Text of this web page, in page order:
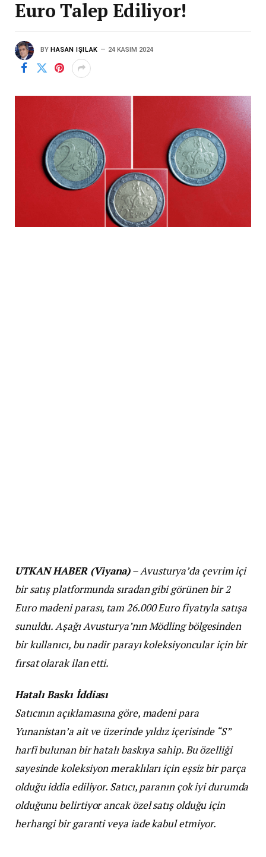
Euro Talep Ediliyor!
BY HASAN IŞILAK 24 KASIM 2024
UTKAN HABER (Viyana)– Avusturya’da çevrim içi
bir satış platformunda sıradan gibi görünen bir 2
Euro madeni parası, tam 26.000 Euro fiyatıyla satışa
sunuldu. Aşağı Avusturya’nın Mödling bölgesinden
bir kullanıcı, bu nadir parayı koleksiyoncular için bir
fırsat olarak ilan etti.
Hatalı Baskı İddiası
Satıcının açıklamasına göre, madeni para
Yunanistan’a ait ve üzerinde yıldız içerisinde “S”
harfi bulunan bir hatalı baskıya sahip. Bu özelliği
sayesinde koleksiyon meraklıları için eşsiz bir parça
olduğu iddia ediliyor. Satıcı, paranın çok iyi durumda
olduğunu belirtiyor ancak özel satış olduğu için
herhangi bir garanti veya iade kabul etmiyor.